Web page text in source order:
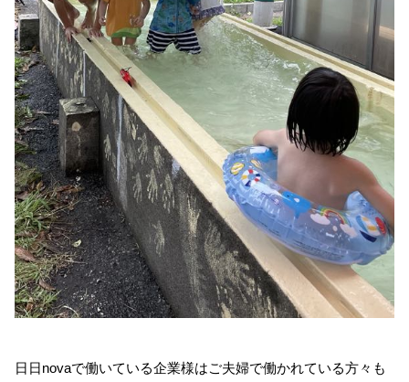
日日novaで働いている企業様はご夫婦で働かれている方々も